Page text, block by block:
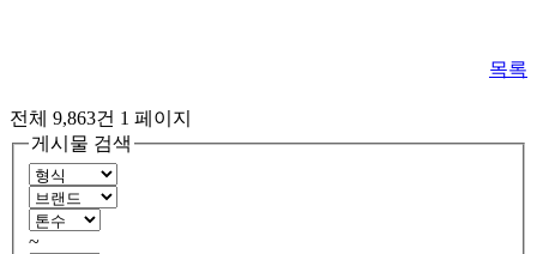
목록
전체 9,863건 1 페이지
게시물 검색
~